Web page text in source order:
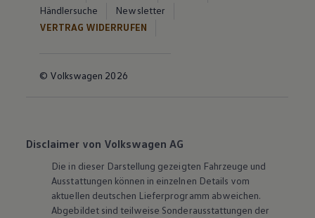
Händlersuche
Newsletter
VERTRAG WIDERRUFEN
© Volkswagen 2026
Disclaimer von Volkswagen AG
Die in dieser Darstellung gezeigten Fahrzeuge und
Ausstattungen können in einzelnen Details vom
aktuellen deutschen Lieferprogramm abweichen.
Abgebildet sind teilweise Sonderausstattungen der